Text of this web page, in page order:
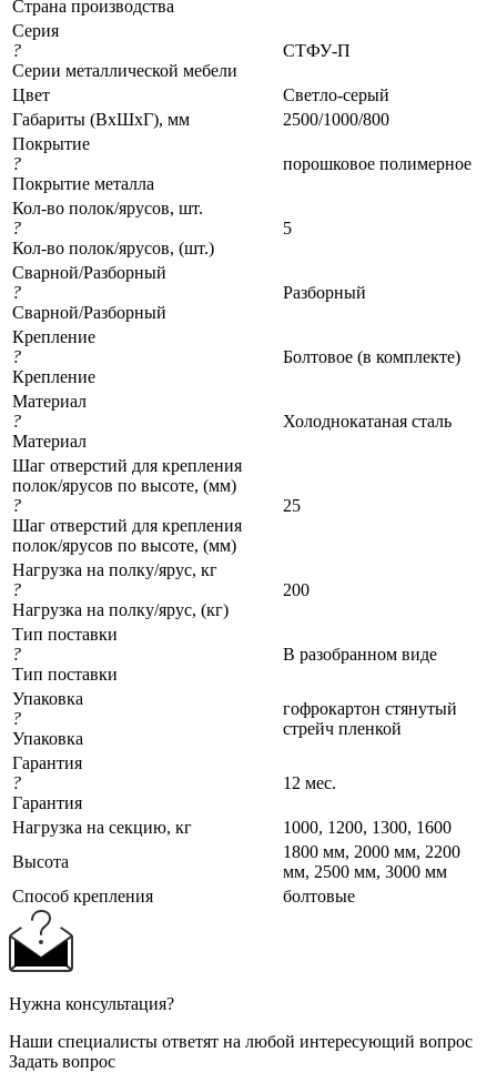
Страна производства
Серия
?
Серии металлической мебели
СТФУ-П
Цвет
Светло-серый
Габариты (ВхШхГ), мм
2500/1000/800
Покрытие
?
Покрытие металла
порошковое полимерное
Кол-во полок/ярусов, шт.
?
Кол-во полок/ярусов, (шт.)
5
Сварной/Разборный
?
Сварной/Разборный
Разборный
Крепление
?
Крепление
Болтовое (в комплекте)
Материал
?
Материал
Холоднокатаная сталь
Шаг отверстий для крепления
полок/ярусов по высоте, (мм)
?
Шаг отверстий для крепления
полок/ярусов по высоте, (мм)
25
Нагрузка на полку/ярус, кг
?
Нагрузка на полку/ярус, (кг)
200
Тип поставки
?
Тип поставки
В разобранном виде
Упаковка
?
Упаковка
гофрокартон стянутый
стрейч пленкой
Гарантия
?
Гарантия
12 мес.
Нагрузка на секцию, кг
1000, 1200, 1300, 1600
Высота
1800 мм, 2000 мм, 2200
мм, 2500 мм, 3000 мм
Cпособ крепления
болтовые
Нужна консультация?
Наши специалисты ответят на любой интересующий вопрос
Задать вопрос